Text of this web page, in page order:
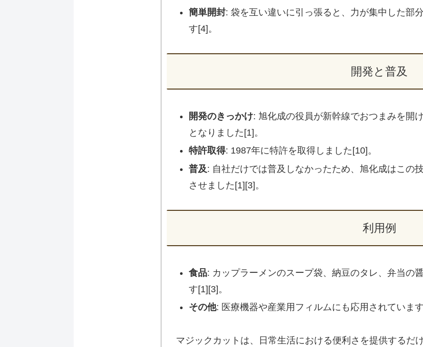
簡単開封: 袋を互い違いに引っ張ると、力が集中した部
す[4]。
開発と普及
開発のきっかけ: 旭化成の役員が新幹線でおつまみを開
となりました[1]。
特許取得: 1987年に特許を取得しました[10]。
普及: 自社だけでは普及しなかったため、旭化成はこの
させました[1][3]。
利用例
食品: カップラーメンのスープ袋、納豆のタレ、弁当の
す[1][3]。
その他: 医療機器や産業用フィルムにも応用されています
マジックカットは、日常生活における便利さを提供するだ